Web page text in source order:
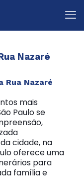
Nazaré
Rua Nazaré
mais
Paulo se
cidade, na
oferece uma
para
família e